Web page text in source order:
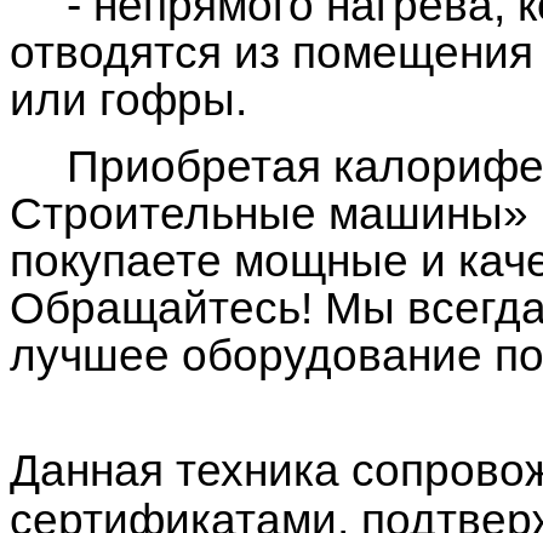
отводятся из
или гофры.
Приобретая
Строительные
покупаете мощные и
Обращайтесь! Мы
лучшее оборудование
Данная техника
сертификатами,